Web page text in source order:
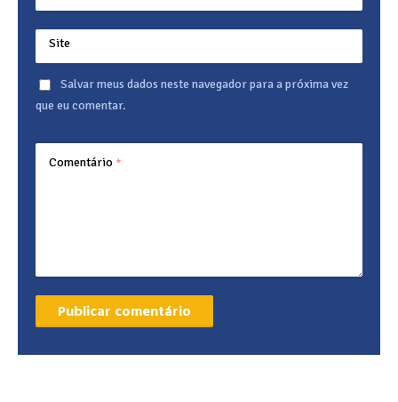
Site
Salvar meus dados neste navegador para a próxima vez
que eu comentar.
Comentário *